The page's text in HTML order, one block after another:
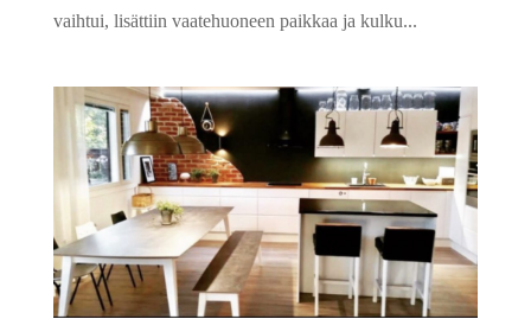
vaihtui, lisättiin vaatehuoneen paikkaa ja kulku...